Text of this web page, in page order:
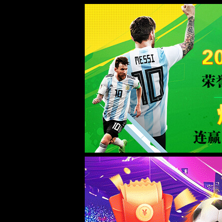
中国·TapTap点点(188BEt改名)